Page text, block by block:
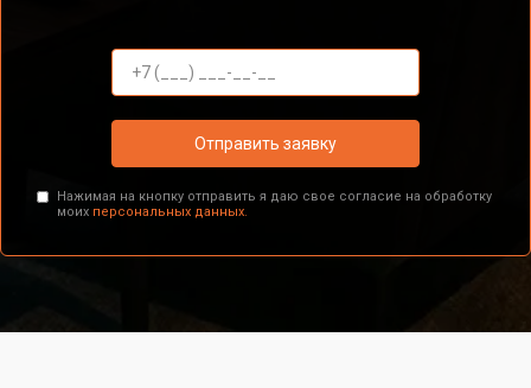
Отправить заявку
Нажимая на кнопку отправить я даю свое согласие на обработку
моих персональных данных.